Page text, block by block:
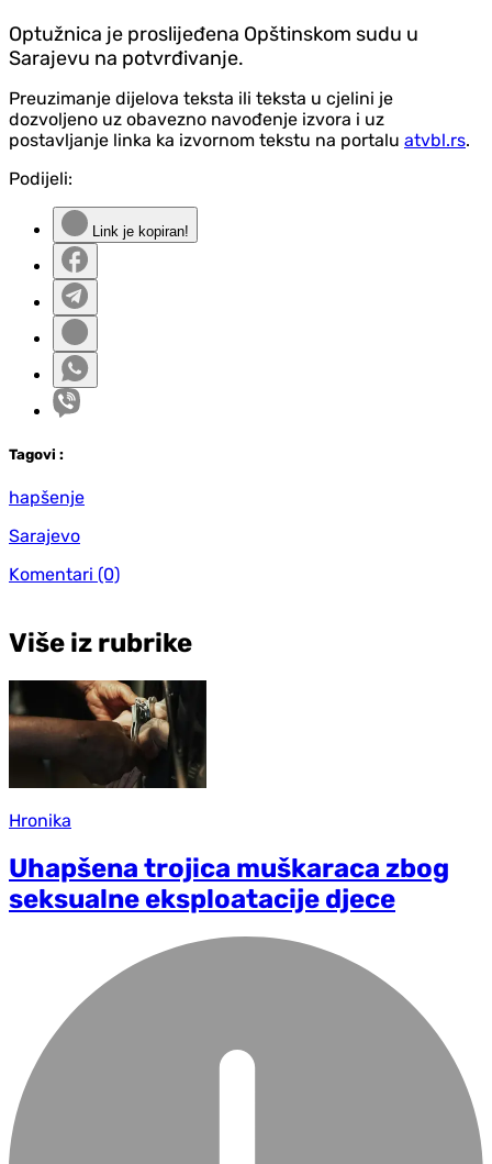
Optužnica je proslijeđena Opštinskom sudu u
Sarajevu na potvrđivanje.
Preuzimanje dijelova teksta ili teksta u cjelini je
dozvoljeno uz obavezno navođenje izvora i uz
postavljanje linka ka izvornom tekstu na portalu atvbl.rs.
Podijeli:
Link je kopiran!
Tagovi :
hapšenje
Sarajevo
Komentari (0)
Više iz rubrike
Hronika
Uhapšena trojica muškaraca zbog
seksualne eksploatacije djece